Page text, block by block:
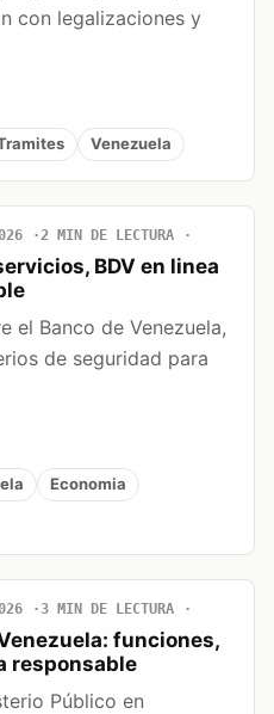
con legalizaciones y
Venezuela
2 MIN DE LECTURA
BDV en linea
el Banco de Venezuela,
de seguridad para
Economia
3 MIN DE LECTURA
funciones,
responsable
Público en